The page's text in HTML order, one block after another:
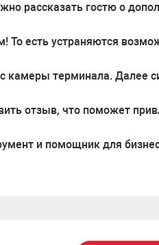
рассказать гостю о
То есть устраняются
камеры терминала. Далее
отзыв, что поможет
и помощник для